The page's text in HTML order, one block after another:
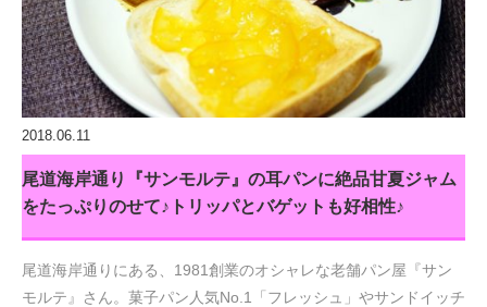
2018.06.11
尾道海岸通り『サンモルテ』の耳パンに絶品甘夏ジャム
をたっぷりのせて♪トリッパとバゲットも好相性♪
尾道海岸通りにある、1981創業のオシャレな老舗パン屋『サン
モルテ』さん。菓子パン人気No.1「フレッシュ」やサンドイッチ